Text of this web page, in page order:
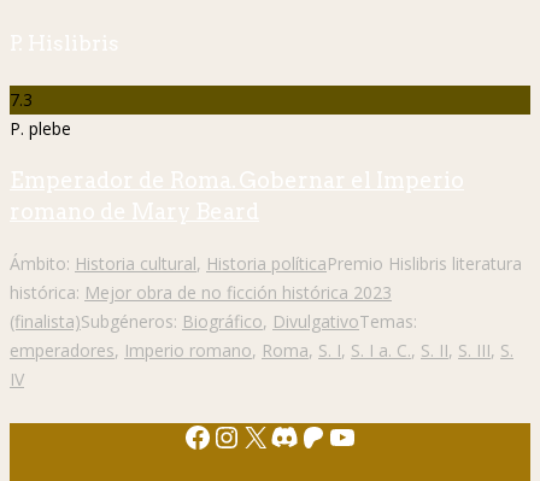
P. Hislibris
7.3
P. plebe
Emperador de Roma. Gobernar el Imperio
romano de Mary Beard
Ámbito: Historia cultural, Historia políticaPremio Hislibris literatura
histórica: Mejor obra de no ficción histórica 2023
(finalista)Subgéneros: Biográfico, DivulgativoTemas:
emperadores, Imperio romano, Roma, S. I, S. I a. C., S. II, S. III, S.
IV
Facebook
Instagram
X Discord
Patreon
YouTube